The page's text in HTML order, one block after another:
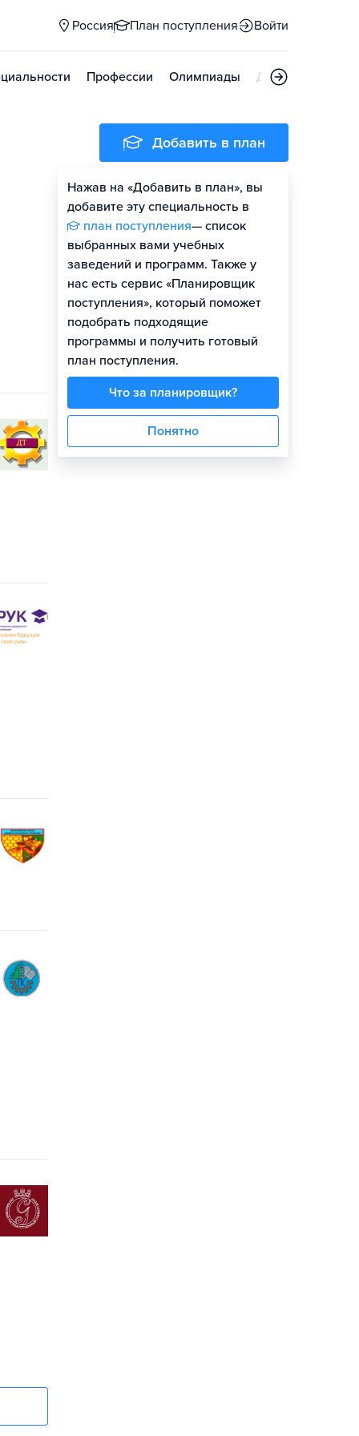
Россия План поступления Войти
Профессии Олимпиады Дни открытых
Добавить в план
Нажав на «Добавить в план», вы
добавите эту специальность в
план поступления— список
выбранных вами учебных
заведений и программ. Также у
нас есть сервис «Планировщик
поступления», который поможет
подобрать подходящие
программы и получить готовый
план поступления.
Что за планировщик?
Понятно